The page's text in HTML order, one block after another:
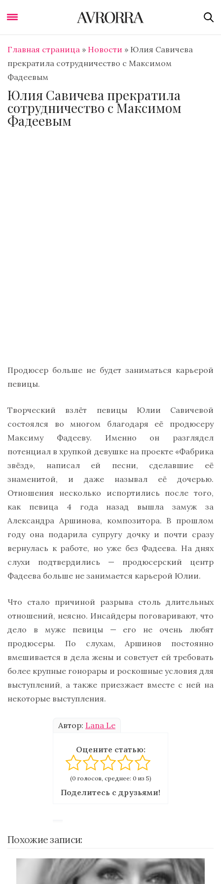
Главная страница » Новости » Юлия Савичева
прекратила сотрудничество с Максимом
Фадеевым
Юлия Савичева прекратила
сотрудничество с Максимом
Фадеевым
Продюсер больше не будет заниматься карьерой
певицы.
Творческий взлёт певицы Юлии Савичевой
состоялся во многом благодаря её продюсеру
Максиму Фадееву. Именно он разглядел
потенциал в хрупкой девушке на проекте «Фабрика
звёзд», написал ей песни, сделавшие её
знаменитой, и даже называл её дочерью.
Отношения несколько испортились после того,
как певица 4 года назад вышла замуж за
Александра Аршинова, композитора. В прошлом
году она подарила супругу дочку и почти сразу
вернулась к работе, но уже без Фадеева. На днях
слухи подтвердились — продюсерский центр
Фадеева больше не занимается карьерой Юлии.
Что стало причиной разрыва столь длительных
отношений, неясно. Инсайдеры поговаривают, что
дело в муже певицы — его не очень любят
продюсеры. По слухам, Аршинов постоянно
вмешивается в дела жены и советует ей требовать
более крупные гонорары и роскошные условия для
выступлений, а также приезжает вместе с ней на
некоторые выступления.
Автор: Lana Le
Оцените статью:
(0 голосов, среднее: 0 из 5)
Поделитесь с друзьями!
Похожие записи: